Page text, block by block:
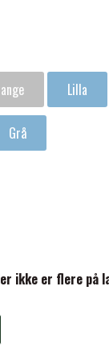
Lilla
Grå
ikke er flere på